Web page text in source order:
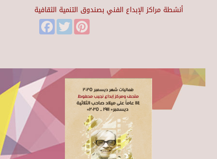
أنشطة مراكز الإبداع الفني بصندوق التنمية الثقافية
FacebookTwitter